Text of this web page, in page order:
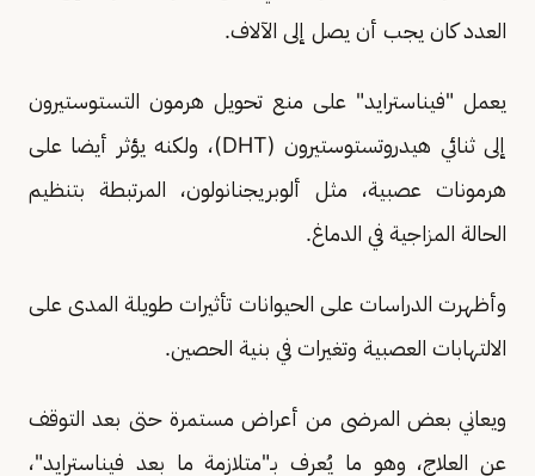
العدد كان يجب أن يصل إلى الآلاف.
يعمل "فيناسترايد" على منع تحويل هرمون التستوستيرون
إلى ثنائي هيدروتستوستيرون (DHT)، ولكنه يؤثر أيضا على
هرمونات عصبية، مثل ألوبريجنانولون، المرتبطة بتنظيم
الحالة المزاجية في الدماغ.
وأظهرت الدراسات على الحيوانات تأثيرات طويلة المدى على
الالتهابات العصبية وتغيرات في بنية الحصين.
ويعاني بعض المرضى من أعراض مستمرة حتى بعد التوقف
عن العلاج، وهو ما يُعرف بـ"متلازمة ما بعد فيناسترايد"،